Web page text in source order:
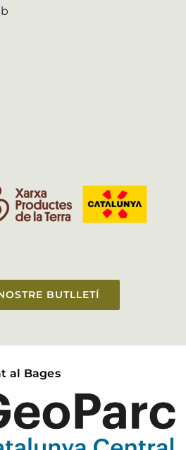
BUTLLETÍ
al Bages